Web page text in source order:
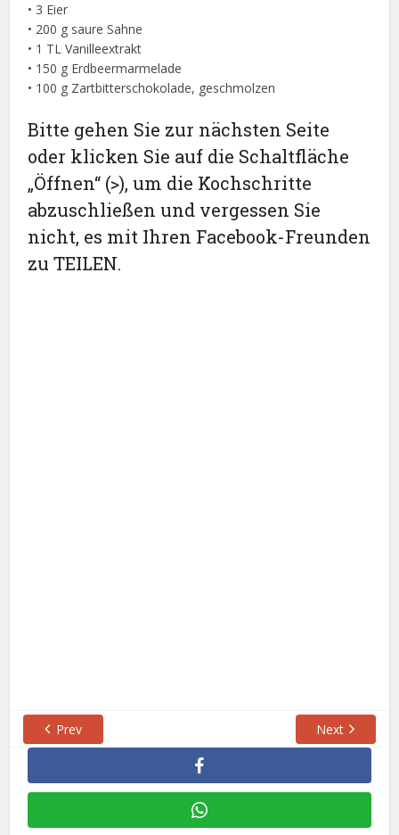
• 3 Eier
• 200 g saure Sahne
• 1 TL Vanilleextrakt
• 150 g Erdbeermarmelade
• 100 g Zartbitterschokolade, geschmolzen
Bitte gehen Sie zur nächsten Seite
oder klicken Sie auf die Schaltfläche
„Öffnen“ (>), um die Kochschritte
abzuschließen und vergessen Sie
nicht, es mit Ihren Facebook-Freunden
zu TEILEN.
Prev Next